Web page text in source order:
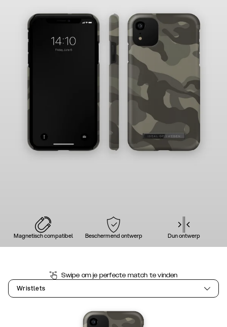
Magnetisch compatibel Beschermend ontwerp Dun ontwerp
Swipe om je perfecte match te vinden
Wristlets